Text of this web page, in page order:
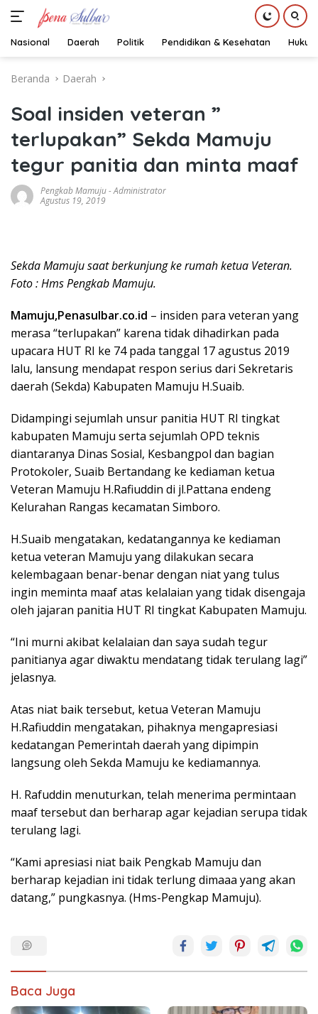
Nasional Daerah Politik Pendidikan & Kesehatan Hukum
Beranda Daerah
Soal insiden veteran ”
terlupakan” Sekda Mamuju
tegur panitia dan minta maaf
Pengkab Mamuju-Administrator
Agustus 19, 2019
Sekda Mamuju saat berkunjung ke rumah ketua Veteran.
Foto : Hms Pengkab Mamuju.
Mamuju,Penasulbar.co.id – insiden para veteran yang
merasa “terlupakan” karena tidak dihadirkan pada
upacara HUT RI ke 74 pada tanggal 17 agustus 2019
lalu, lansung mendapat respon serius dari Sekretaris
daerah (Sekda) Kabupaten Mamuju H.Suaib.
Didampingi sejumlah unsur panitia HUT RI tingkat
kabupaten Mamuju serta sejumlah OPD teknis
diantaranya Dinas Sosial, Kesbangpol dan bagian
Protokoler, Suaib Bertandang ke kediaman ketua
Veteran Mamuju H.Rafiuddin di jl.Pattana endeng
Kelurahan Rangas kecamatan Simboro.
H.Suaib mengatakan, kedatangannya ke kediaman
ketua veteran Mamuju yang dilakukan secara
kelembagaan benar-benar dengan niat yang tulus
ingin meminta maaf atas kelalaian yang tidak disengaja
oleh jajaran panitia HUT RI tingkat Kabupaten Mamuju.
“Ini murni akibat kelalaian dan saya sudah tegur
panitianya agar diwaktu mendatang tidak terulang lagi”
jelasnya.
Atas niat baik tersebut, ketua Veteran Mamuju
H.Rafiuddin mengatakan, pihaknya mengapresiasi
kedatangan Pemerintah daerah yang dipimpin
langsung oleh Sekda Mamuju ke kediamannya.
H. Rafuddin menuturkan, telah menerima permintaan
maaf tersebut dan berharap agar kejadian serupa tidak
terulang lagi.
“Kami apresiasi niat baik Pengkab Mamuju dan
berharap kejadian ini tidak terlung dimaaa yang akan
datang,” pungkasnya. (Hms-Pengkap Mamuju).
Baca Juga